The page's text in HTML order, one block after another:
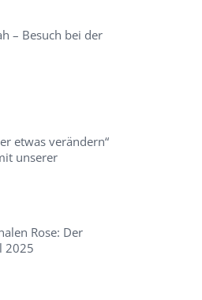
– Besuch bei der
etwas verändern“
unserer
Rose: Der
2025